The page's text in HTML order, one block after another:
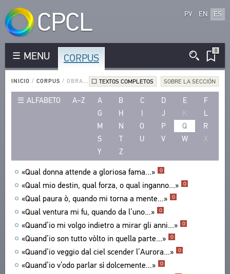
CPCL РУ EN ES
MENU CORPUS
0
INICIO / CORPUS / OBRAS EN OTRAS LENGUAS TEXTOS COMPLETOS SOBRE LA SECCIÓN
ALFABETO A–Z A B C D E
F
G
H I J K
L
M
N O P Q
R
S
T U V W
X
Y
Z
«Qual donna attende a gloriosa fama...» O
«Qual mio destin, qual forza, o qual inganno...» O
«Qual paura ò, quando mi torna a mente...» O
«Qual ventura mi fu, quando da l’uno...» O
«Quand’io mi volgo indietro a mirar gli anni...» O
«Quand’io son tutto vòlto in quella parte...» O
«Quand’io veggio dal ciel scender l’Aurora...» O
«Quand’io v’odo parlar sì dolcemente...» O
CORPUS
AUTORES DE LENGUA RUSA
AUTORES DE OTRAS LENGUAS
OBRAS EN LENGUA RUSA
OBRAS EN OTRAS LENGUAS
LENGUAS
EXPRESIÓN LITERARIA
NÚMERO DE TRADUCCIONES
BIBLIOTECA
TEXTOS
AUTORES
OBRAS
ENCICLOPEDIA
TODOS LOS AUTORES
TESAURO